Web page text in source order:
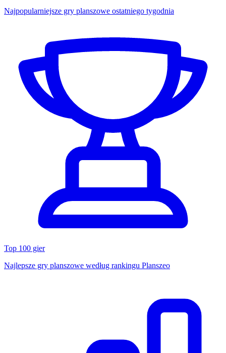
Najpopularniejsze gry planszowe ostatniego tygodnia
Top 100 gier
Najlepsze gry planszowe według rankingu Planszeo